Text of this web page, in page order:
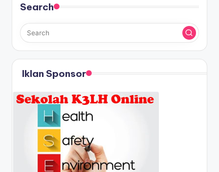
Search
Iklan Sponsor